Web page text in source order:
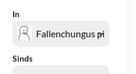
In
Sinds